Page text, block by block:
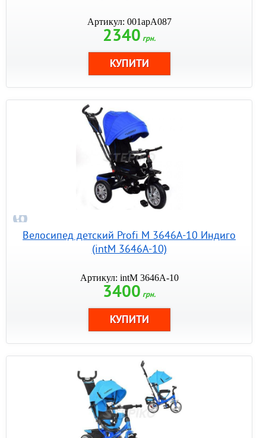
Артикул: 001арА087
2340 грн.
Велосипед детский Profi M 3646A-10 Индиго
(intM 3646A-10)
Артикул: intM 3646A-10
3400 грн.